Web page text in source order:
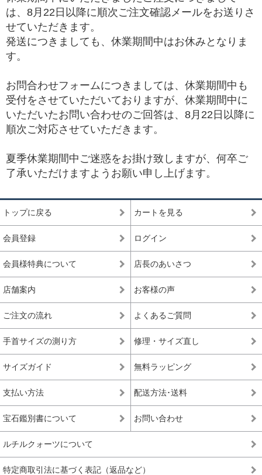
は、8月22日以降に順次ご注文確認メールをお送りさ
せていただきます。
発送につきましても、休業期間中はお休みとなりま
す。
お問合わせフォームにつきましては、休業期間中も
受付をさせていただいておりますが、休業期間中に
いただいたお問い合わせのご回答は、8月22日以降に
順次ご対応させていただきます。
夏季休業期間中ご迷惑をお掛け致しますが、何卒ご
了承いただけますようお願い申し上げます。
トップに戻る カートを見る
会員登録 ログイン
会員様特典について 店長のあいさつ
店舗案内 お客様の声
ご注文の流れ よくあるご質問
手首サイズの測り方 修理・サイズ直し
サイズガイド 無料ラッピング
支払い方法 配送方法･送料
宝石鑑別書について お問い合わせ
ルチルクォーツについて
特定商取引法に基づく表記（返品など）